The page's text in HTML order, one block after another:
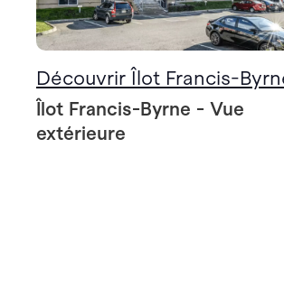
Découvrir Îlot Francis-
Îlot Francis-Byrne - Vue
extérieure